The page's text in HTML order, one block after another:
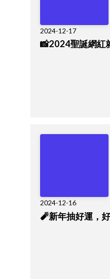
2024-12-17
📸2024聖誕網紅
2024-12-16
🧨新年抽好運，